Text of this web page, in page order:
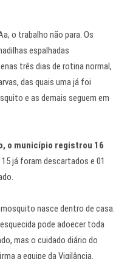
o trabalho não para. Os
espalhadas
três dias de rotina normal,
das quais uma já foi
e as demais seguem em
o município registrou 16
15 já foram descartados e 01
nasce dentro de casa.
pode adoecer toda
mas o cuidado diário do
a equipe da Vigilância.